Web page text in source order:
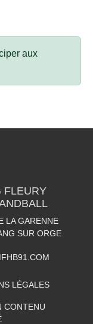
aux
FLEURY
LA GARENNE
SUR ORGE
LÉGALES
CONTENU